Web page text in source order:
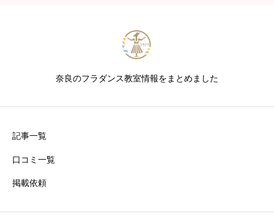
奈良のフラダンス教室情報をまとめました
記事一覧
口コミ一覧
掲載依頼